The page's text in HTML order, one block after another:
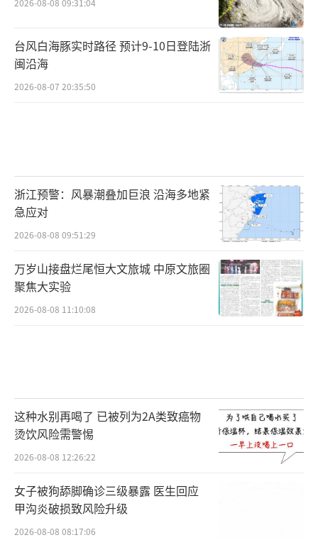
2026-08-08 09:31:04
台风白海豚实时路径 预计9-10日登陆浙
闽沿海
2026-08-07 20:35:50
浙江预警：风暴潮叠加巨浪 沿海多地紧
急应对
2026-08-08 09:51:29
万岁山接盘烂尾恒大文旅城 中原文旅圈
聚焦大实验
2026-08-08 11:10:08
这种水别再喝了 已被列为2A类致癌物
烫饮风险需警惕
2026-08-08 12:26:22
女子被狗舔脚确诊三级暴露 医生回应
甲沟炎破损致风险升级
2026-08-08 08:17:06